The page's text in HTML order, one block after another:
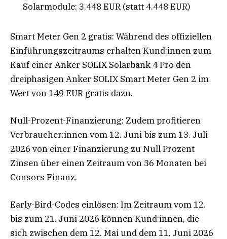
Solarmodule: 3.448 EUR (statt 4.448 EUR)
Smart Meter Gen 2 gratis: Während des offiziellen
Einführungszeitraums erhalten Kund:innen zum
Kauf einer Anker SOLIX Solarbank 4 Pro den
dreiphasigen Anker SOLIX Smart Meter Gen 2 im
Wert von 149 EUR gratis dazu.
Null-Prozent-Finanzierung: Zudem profitieren
Verbraucher:innen vom 12. Juni bis zum 13. Juli
2026 von einer Finanzierung zu Null Prozent
Zinsen über einen Zeitraum von 36 Monaten bei
Consors Finanz.
Early-Bird-Codes einlösen: Im Zeitraum vom 12.
bis zum 21. Juni 2026 können Kund:innen, die
sich zwischen dem 12. Mai und dem 11. Juni 2026